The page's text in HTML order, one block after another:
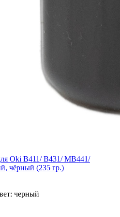
Oki B411/ B431/ MB441/
чёрный (235 гр.)
черный